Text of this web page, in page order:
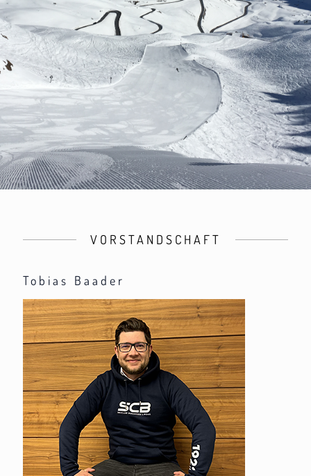
VORSTANDSCHAFT
Tobias Baader